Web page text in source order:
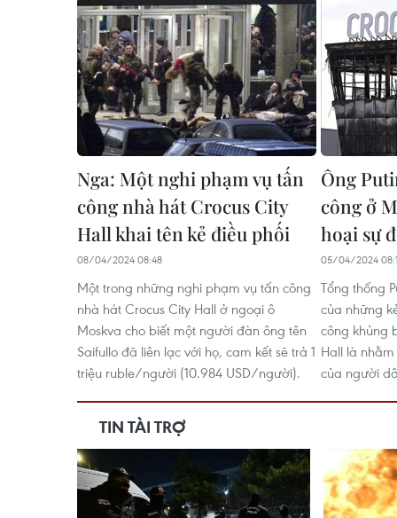
Nga: Một nghi phạm vụ tấn
công nhà hát Crocus City
Hall khai tên kẻ điều phối
08/04/2024 08:48
Một trong những nghi phạm vụ tấn công
nhà hát Crocus City Hall ở ngoại ô
Moskva cho biết một người đàn ông tên
Saifullo đã liên lạc với họ, cam kết sẽ trả 1
triệu ruble/người (10.984 USD/người).
Ông
công ở
hoại sự
05/04/2024
Tổng thống
của những
công khủng
Hall là
của người